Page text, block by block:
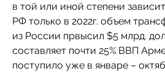
в той или иной степени
РФ только в 2022г. объем
из России првысил $5 млрд.
составляет почти 25% ВВП
поступило уже в январе –